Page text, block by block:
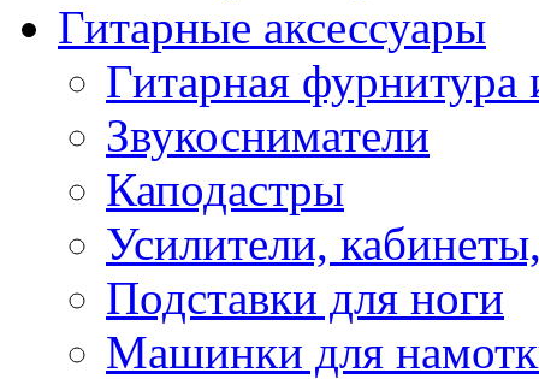
Гитарные аксессуары
Гитарная фурнитура
Звукосниматели
Каподастры
Усилители,
Подставки для ноги
Машинки для